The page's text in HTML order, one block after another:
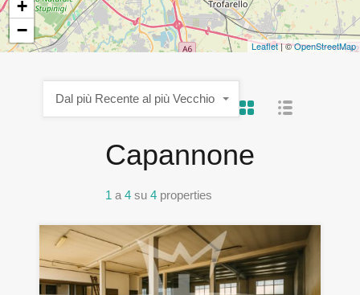
+
−
Leaflet| ©OpenStreetMap
Capannone
1 a 4 su 4 properties
Dal più Recente al più Vecchio